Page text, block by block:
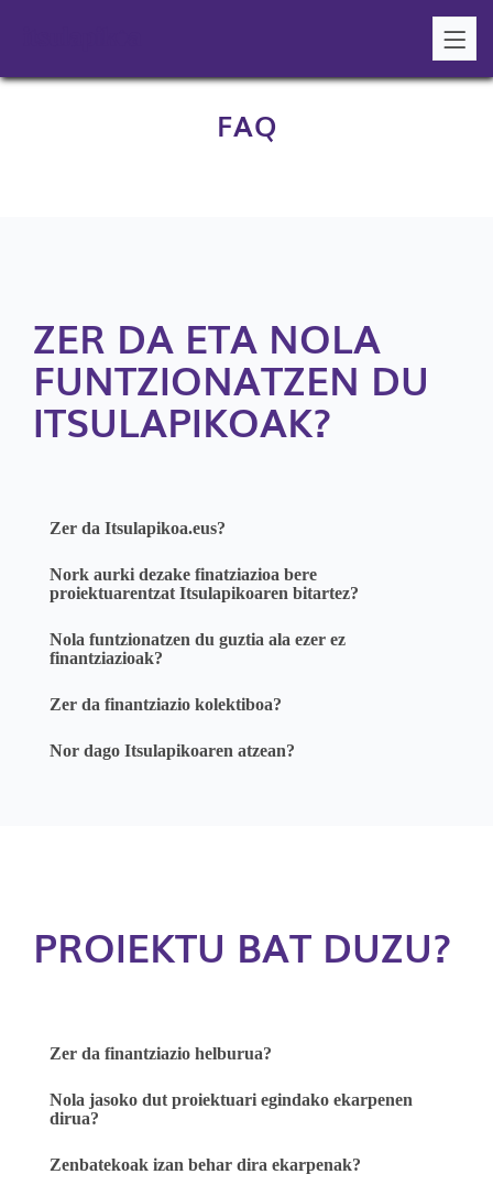
FAQ
ZER DA ETA NOLA
FUNTZIONATZEN DU
ITSULAPIKOAK?
Zer da Itsulapikoa.eus?
Nork aurki dezake finatziazioa bere
proiektuarentzat Itsulapikoaren bitartez?
Nola funtzionatzen du guztia ala ezer ez
finantziazioak?
Zer da finantziazio kolektiboa?
Nor dago Itsulapikoaren atzean?
PROIEKTU BAT DUZU?
Zer da finantziazio helburua?
Nola jasoko dut proiektuari egindako ekarpenen
dirua?
Zenbatekoak izan behar dira ekarpenak?